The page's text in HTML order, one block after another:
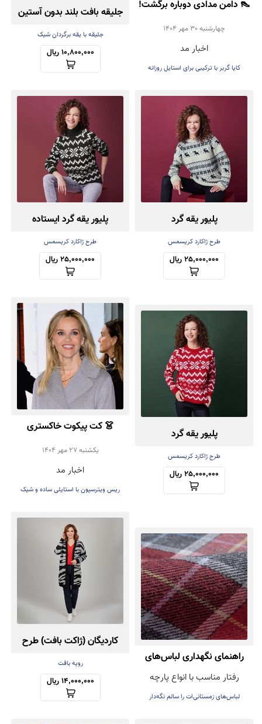
👠 دامن مدادی دوباره برگشت!
تأیید رسمی Kaia Gerber
برای ترند پاییز ۲۰۲۵
چهارشنبه 30 مهر 1404
اخبار مد
کایا گربر با ترکیبی برای استایل روزانه
جلیقه بافت بلند بدون آستین
جلیقه با یقه برگردان شیک
10,800,000 ریال
پلیور یقه گرد
طرح ژاکارد کریسمس
25,000,000 ریال
پلیور یقه گرد ایستاده
طرح ژاکارد کریسمس
25,000,000 ریال
پلیور یقه گرد
طرح ژاکارد کریسمس
25,000,000 ریال
👗 کت پیکوت خاکستری
روشن؛ انتخاب شیک Reese
Witherspoon برای پاییز
۲۰۲۵
يكشنبه 27 مهر 1404
اخبار مد
ریس ویترسپون با استایلی ساده و شیک
راهنمای نگهداری لباس‌های
زمستانی (پشمی و بافتنی)
رفتار مناسب با انواع پارچه
لباس‌های زمستانی‌ات را سالم نگه‌دار
کاردیگان (ژاکت بافت) طرح
زبرا
رویه بافت
14,000,000 ریال